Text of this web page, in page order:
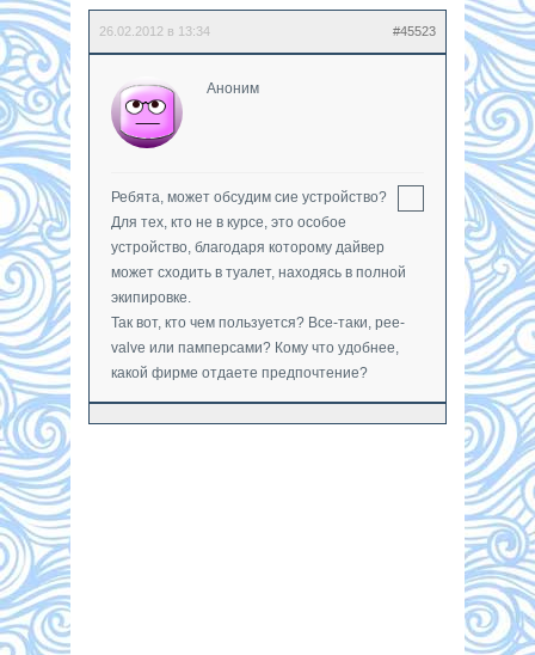
26.02.2012 в 13:34 #45523
Аноним
Ребята, может обсудим сие устройство?
Для тех, кто не в курсе, это особое
устройство, благодаря которому дайвер
может сходить в туалет, находясь в полной
экипировке.
Так вот, кто чем пользуется? Все-таки, pee-
valve или памперсами? Кому что удобнее,
какой фирме отдаете предпочтение?